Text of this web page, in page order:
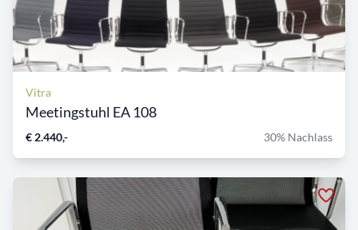
Vitra
Meetingstuhl EA 108
€ 2.440,- 30% Nachlass